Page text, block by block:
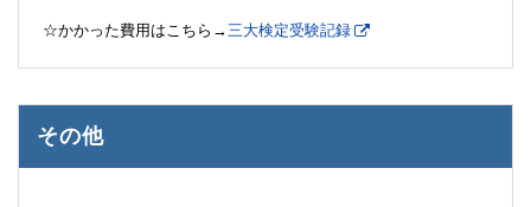
☆かかった費用はこちら→ 三大検定受験記録
その他